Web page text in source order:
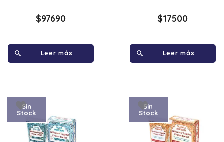
$97690
Leer más
$17500
Leer más
Sin
Stock
Sin
Stock